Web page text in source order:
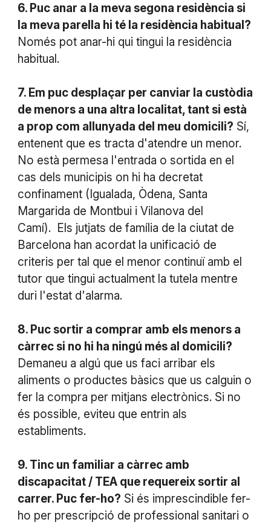
6. Puc anar a la meva segona residència si
la meva parella hi té la residència habitual?
Només pot anar-hi qui tingui la residència
habitual.
7. Em puc desplaçar per canviar la custòdia
de menors a una altra localitat, tant si està
a prop com allunyada del meu domicili? Sí,
entenent que es tracta d'atendre un menor.
No està permesa l'entrada o sortida en el
cas dels municipis on hi ha decretat
confinament (Igualada, Òdena, Santa
Margarida de Montbui i Vilanova del
Camí). Els jutjats de família de la ciutat de
Barcelona han acordat la unificació de
criteris per tal que el menor continuï amb el
tutor que tingui actualment la tutela mentre
duri l'estat d'alarma.
8. Puc sortir a comprar amb els menors a
càrrec si no hi ha ningú més al domicili?
Demaneu a algú que us faci arribar els
aliments o productes bàsics que us calguin o
fer la compra per mitjans electrònics. Si no
és possible, eviteu que entrin als
establiments.
9. Tinc un familiar a càrrec amb
discapacitat / TEA que requereix sortir al
carrer. Puc fer-ho? Si és imprescindible fer-
ho per prescripció de professional sanitari o